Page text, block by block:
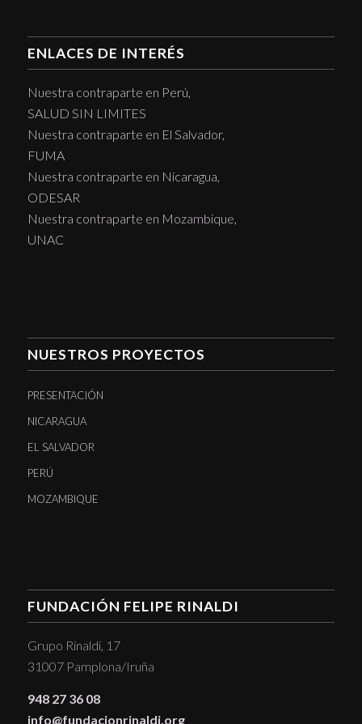
ENLACES DE INTERÉS
Nuestra contraparte en Perú,
SALUD SIN LIMITES
Nuestra contraparte en El Salvador,
FUMA
Nuestra contraparte en Nicaragua,
ODESAR
Nuestra contraparte en Mozambique,
UNAC
NUESTROS PROYECTOS
PRESENTACIÓN
NICARAGUA
EL SALVADOR
PERÚ
MOZAMBIQUE
FUNDACIÓN FELIPE RINALDI
Grupo Rinaldi, 17
31007 Pamplona/Iruña
948 27 36 08
info@fundacionrinaldi.org